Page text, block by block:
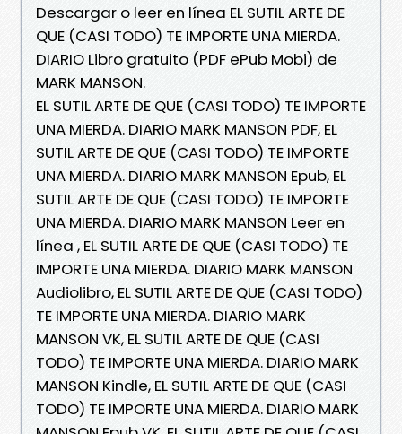
Descargar o leer en línea EL SUTIL ARTE DE
QUE (CASI TODO) TE IMPORTE UNA MIERDA.
DIARIO Libro gratuito (PDF ePub Mobi) de
MARK MANSON.
EL SUTIL ARTE DE QUE (CASI TODO) TE IMPORTE
UNA MIERDA. DIARIO MARK MANSON PDF, EL
SUTIL ARTE DE QUE (CASI TODO) TE IMPORTE
UNA MIERDA. DIARIO MARK MANSON Epub, EL
SUTIL ARTE DE QUE (CASI TODO) TE IMPORTE
UNA MIERDA. DIARIO MARK MANSON Leer en
línea , EL SUTIL ARTE DE QUE (CASI TODO) TE
IMPORTE UNA MIERDA. DIARIO MARK MANSON
Audiolibro, EL SUTIL ARTE DE QUE (CASI TODO)
TE IMPORTE UNA MIERDA. DIARIO MARK
MANSON VK, EL SUTIL ARTE DE QUE (CASI
TODO) TE IMPORTE UNA MIERDA. DIARIO MARK
MANSON Kindle, EL SUTIL ARTE DE QUE (CASI
TODO) TE IMPORTE UNA MIERDA. DIARIO MARK